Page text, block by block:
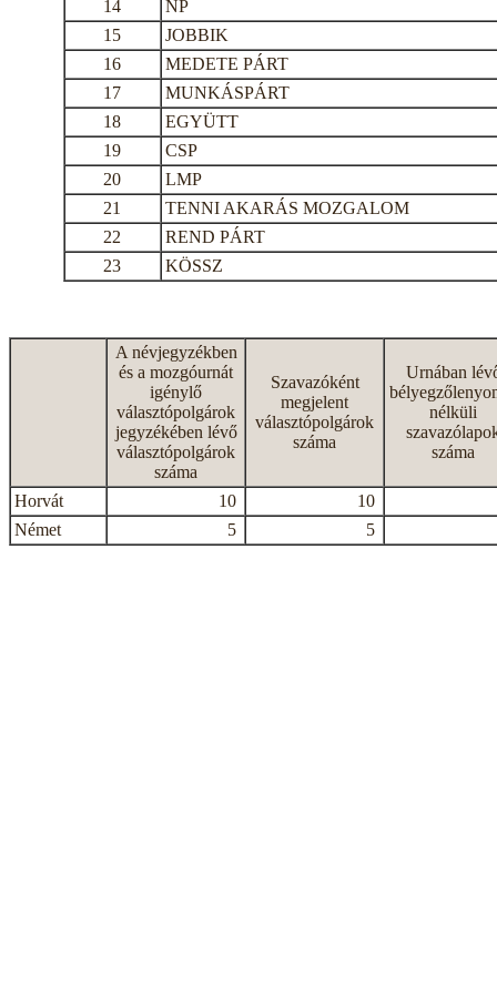
14
NP
15
JOBBIK
16
MEDETE PÁRT
17
MUNKÁSPÁRT
18
EGYÜTT
19
CSP
20
LMP
21
TENNI AKARÁS MOZGALOM
22
REND PÁRT
23
KÖSSZ
A névjegyzékben
és a mozgóurnát
igénylő
választópolgárok
jegyzékében lévő
választópolgárok
száma
Szavazóként
megjelent
választópolgárok
száma
Urnában
nélküli
száma
Horvát 10
10
Német
5 5